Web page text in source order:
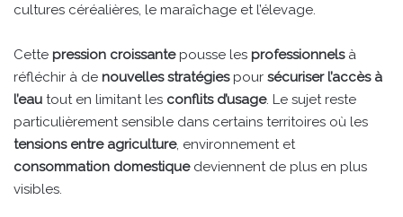
cultures céréalières, le maraîchage et l’élevage.
Cette pression croissantepousse les professionnelsà
réfléchir à de nouvelles stratégiespour sécuriser l’accès à
l’eau tout en limitant les conflits d’usage. Le sujet reste
particulièrement sensible dans certains territoires où les
tensions entre agriculture, environnement et
consommation domestiquedeviennent de plus en plus
visibles.